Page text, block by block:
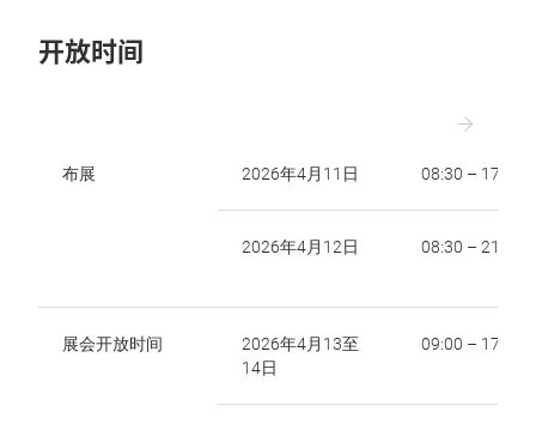
开放时间
布展 2026年4月11日 08:30 – 17:30
2026年4月12日 08:30 – 21:00
展会开放时间
2026年4月13至
14日
09:00 – 17:00